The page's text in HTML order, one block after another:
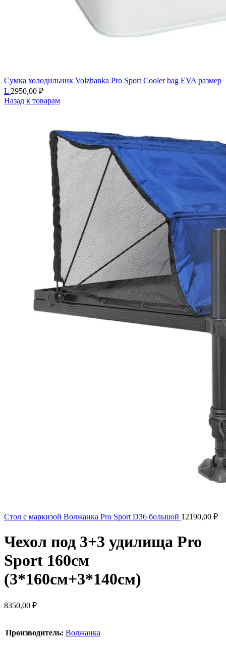
Сумка холодильник Volzhanka Pro Sport Cooler bag EVA размер
L 2950,00 ₽
Назад к товарам
Стол с маркизой Волжанка Pro Sport D36 большой 12190,00 ₽
Чехол под 3+3 удилища Pro
Sport 160см
(3*160см+3*140см)
8350,00 ₽
Производитель: Волжанка